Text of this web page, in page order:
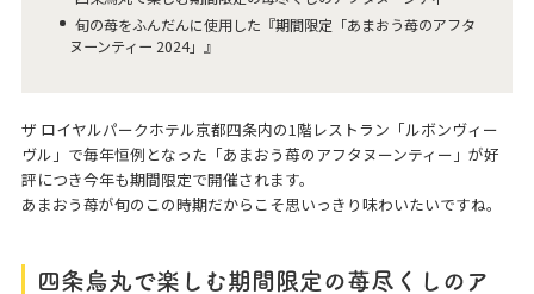
旬の苺をふんだんに使用した『期間限定「あまおう苺のアフタ
ヌーンティー 2024」』
ザ ロイヤルパークホテル京都四条内の1階レストラン「ルボンヴィー
ヴル」で毎年恒例となった「あまおう苺のアフタヌーンティー」が好
評につき今年も期間限定で開催されます。
あまおう苺が旬のこの時期だからこそ思いっきり味わいたいですね。
四条烏丸で楽しむ期間限定の苺尽くしのア